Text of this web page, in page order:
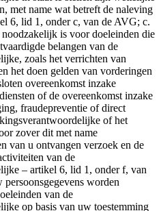
met name wat betreft de naleving
6, lid 1, onder c, van de AVG; c.
is voor doeleinden die
belangen van de
zoals het verrichten van
het doen gelden van vorderingen
overeenkomst inzake
of de overeenkomst inzake
fraudepreventie of direct
of het
zover dit met name
van u ontvangen verzoek en de
van de
– artikel 6, lid 1, onder f, van
worden
van de
op basis van uw toestemming